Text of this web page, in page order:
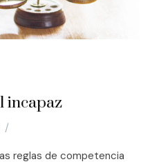
incapaz
reglas de competencia